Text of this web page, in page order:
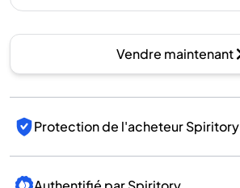
Vendre maintenant
Protection de l'acheteur Spiritory